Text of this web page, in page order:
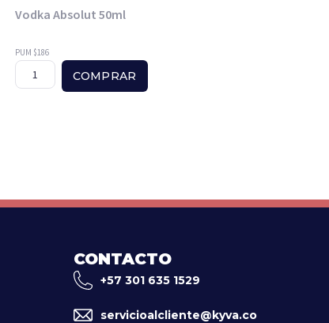
Vodka Absolut 50ml
PUM $186
COMPRAR
CONTACTO
+57 301 635 1529
servicioalcliente@kyva.co